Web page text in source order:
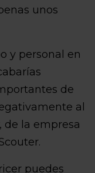
unos
y personal en
de
al
de la empresa
puedes